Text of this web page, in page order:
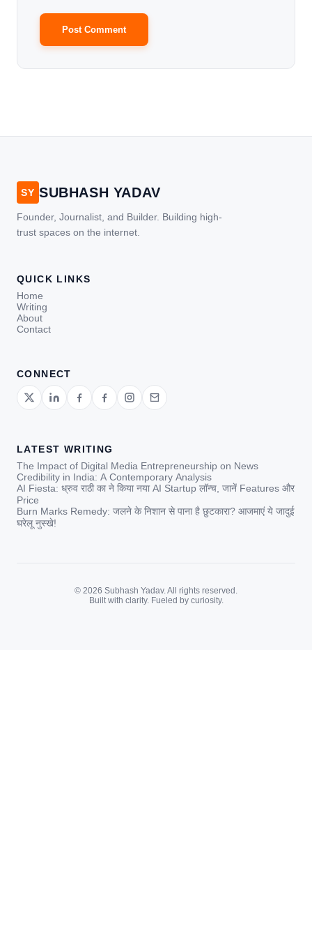
SY SUBHASH YADAV
Founder, Journalist, and Builder. Building high-
trust spaces on the internet.
QUICK LINKS
Home
Writing
About
Contact
CONNECT
LATEST WRITING
The Impact of Digital Media Entrepreneurship on News
Credibility in India: A Contemporary Analysis
AI Fiesta: ध्रुव राठी का ने किया नया AI Startup लॉन्च, जानें Features और
Price
Burn Marks Remedy: जलने के निशान से पाना है छुटकारा? आजमाएं ये जादुई
घरेलू नुस्खे!
© 2026 Subhash Yadav. All rights reserved.
Built with clarity. Fueled by curiosity.